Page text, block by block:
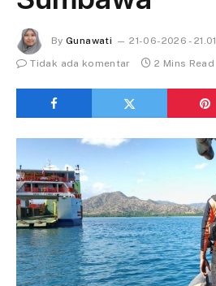
By Gunawati
21-06-2026 - 21.01
Tidak ada komentar
2 Mins Read